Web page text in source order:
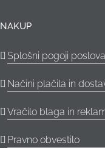
NAKUP
Splošni pogoji
Načini plačila in
Vračilo blaga in
Pravno obvestilo